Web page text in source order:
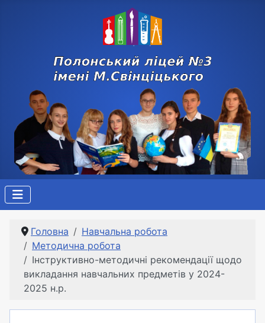
Головна
Навчальна робота
Методична робота
Інструктивно-методичні рекомендації щодо
викладання навчальних предметів у 2024-
2025 н.р.